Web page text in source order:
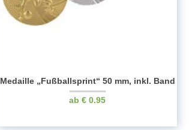
Medaille „Fußballsprint“ 50 mm, inkl. Band
€ 0.95